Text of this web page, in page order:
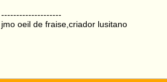
--------------------
jmo oeil de fraise,criador lusitano